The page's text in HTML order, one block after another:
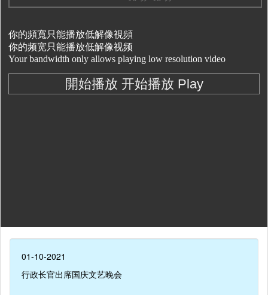
01-10-2021
行政长官出席国庆文艺晚会